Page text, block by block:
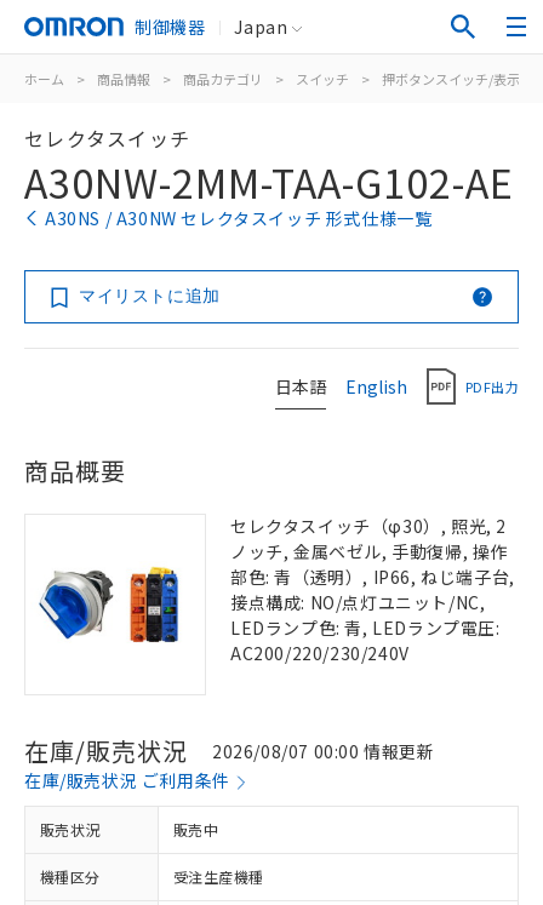
制御機器 Japan
ホーム > 商品情報 > 商品カテゴリ > スイッチ > 押ボタンスイッチ/表示灯
セレクタスイッチ
A30NW-2MM-TAA-G102-AE
A30NS / A30NW セレクタスイッチ 形式仕様一覧
マイリストに追加
日本語 English PDF出力
商品概要
セレクタスイッチ（φ30）, 照光, 2
ノッチ, 金属ベゼル, 手動復帰, 操作
部色: 青（透明）, IP66, ねじ端子台,
接点構成: NO/点灯ユニット/NC,
LEDランプ色: 青, LEDランプ電圧:
AC200/220/230/240V
在庫/販売状況
2026/08/07 00:00 情報更新
在庫/販売状況 ご利用条件
販売状況 販売中
機種区分 受注生産機種